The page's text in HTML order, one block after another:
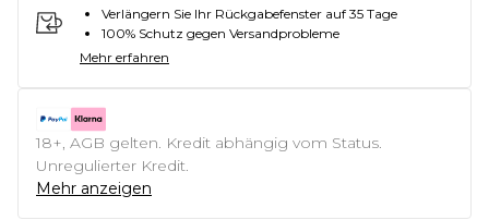
Verlängern Sie Ihr Rückgabefenster auf 35 Tage
100% Schutz gegen Versandprobleme
Mehr erfahren
18+, AGB gelten. Kredit abhängig vom Status.
Unregulierter Kredit.
Mehr anzeigen